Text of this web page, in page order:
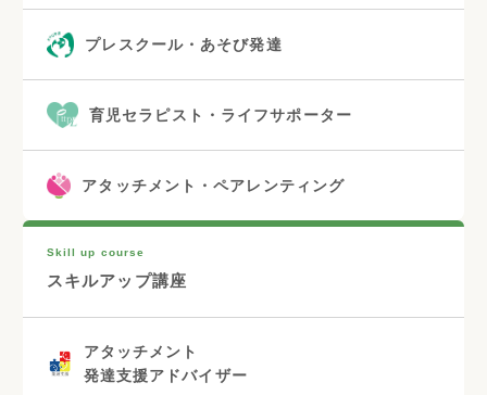
プレスクール・あそび発達
育児セラピスト・ライフサポーター
アタッチメント・ペアレンティング
Skill up course
スキルアップ講座
アタッチメント
発達支援アドバイザー